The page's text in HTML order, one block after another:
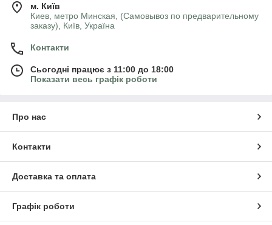
м. Київ
Киев, метро Минская, (Самовывоз по предварительному
заказу), Київ, Україна
Контакти
Сьогодні працює з 11:00 до 18:00
Показати весь графік роботи
Про нас
Контакти
Доставка та оплата
Графік роботи